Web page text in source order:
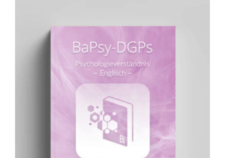
Übungsbuch: Psychologieverständnis
(englisch)